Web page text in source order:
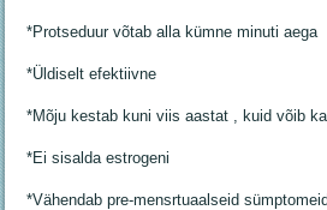
*Protseduur võtab alla kümne minuti aega
*Üldiselt efektiivne
*Mõju kestab kuni viis aastat , kuid võib
*Ei sisalda estrogeni
*Vähendab pre-mensrtuaalseid sümptomeid